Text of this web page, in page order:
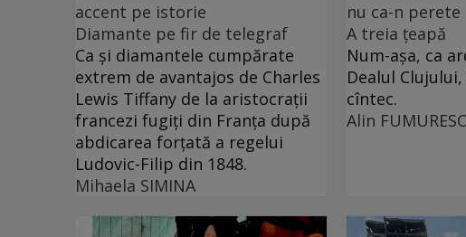
accent pe istorie
Diamante pe fir de telegraf
Ca și diamantele cumpărate
extrem de avantajos de Charles
Lewis Tiffany de la aristocrații
francezi fugiți din Franța după
abdicarea forțată a regelui
Ludovic-Filip din 1848.
Mihaela SIMINA
nu ca-n perete
A treia țeapă
Num-așa, ca
Dealul
cîntec.
Alin